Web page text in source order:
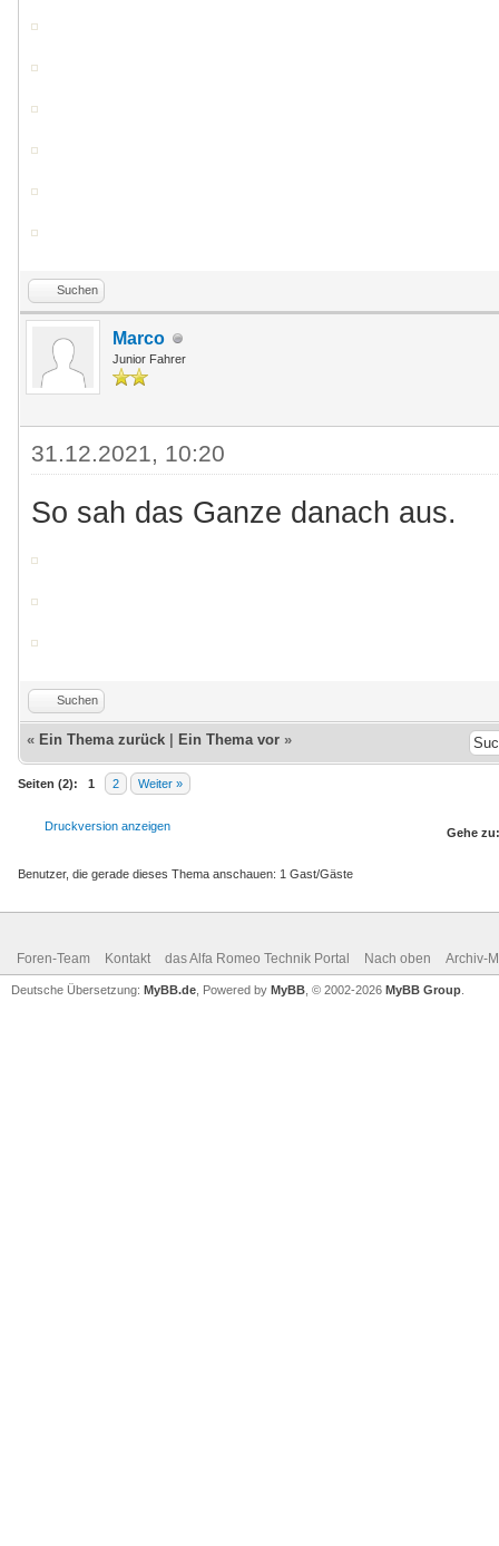
Suchen
Marco
Junior Fahrer
31.12.2021, 10:20
So sah das Ganze danach aus.
Suchen
« Ein Thema zurück Ein Thema vor »
Seiten (2): 1 2 Weiter »
Druckversion anzeigen Gehe zu:
Benutzer, die gerade dieses Thema anschauen: 1 Gast/Gäste
Foren-Team Kontakt das Alfa Romeo Technik Portal Nach oben Archiv-
Deutsche Übersetzung: MyBB.de , Powered by MyBB , © 2002-2026 MyBB Group